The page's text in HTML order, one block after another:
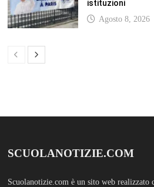
istituzioni
Agosto 8, 2026
SCUOLANOTIZIE.COM
Scuolanotizie.com è un sito web realizzato